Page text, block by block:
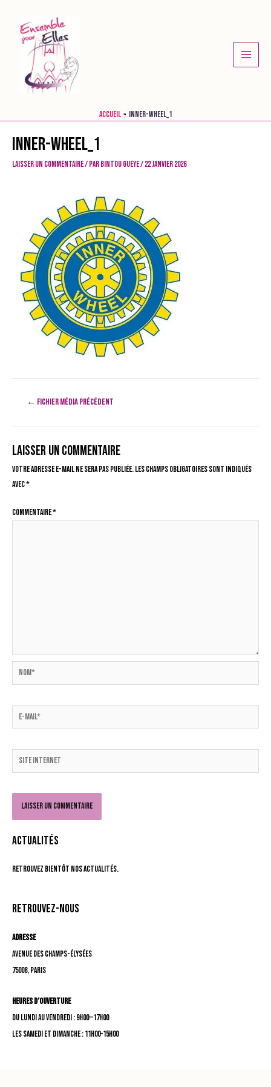
contenu
Main
Accueil Inner-Wheel_1
Inner-Wheel_1
Laisser un commentaire/ ParBintou GUEYE/22 janvier 2026
Navigation
← Fichier média précédent
Laisser un commentaire
Votre adresse e-mail ne sera pas publiée. Les champs obligatoires sont indiqués
avec*
Commentaire*
Nom*
mail*
Site
Internet
Actualités
Retrouvez bientôt nos actualités.
Retrouvez-nous
Adresse
Avenue des Champs-Élysées
75008, Paris
Heures d’ouverture
Du lundi au vendredi : 9h00—17h00
Les samedi et dimanche : 11h00–15h00